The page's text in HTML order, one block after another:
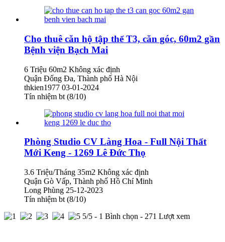
Cho thuê căn hộ tập thể T3, căn góc, 60m2 gần
Bệnh viện Bạch Mai
6 Triệu 60m2 Không xác định
Quận Đống Đa, Thành phố Hà Nội
thkien1977 03-01-2024
Tín nhiệm bt (8/10)
Phòng Studio CV Làng Hoa - Full Nội Thất
Mới Keng - 1269 Lê Đức Thọ
3.6 Triệu/Tháng 35m2 Không xác định
Quận Gò Vấp, Thành phố Hồ Chí Minh
Long Phùng 25-12-2023
Tín nhiệm bt (8/10)
5/5 - 1 Bình chọn - 271 Lượt xem